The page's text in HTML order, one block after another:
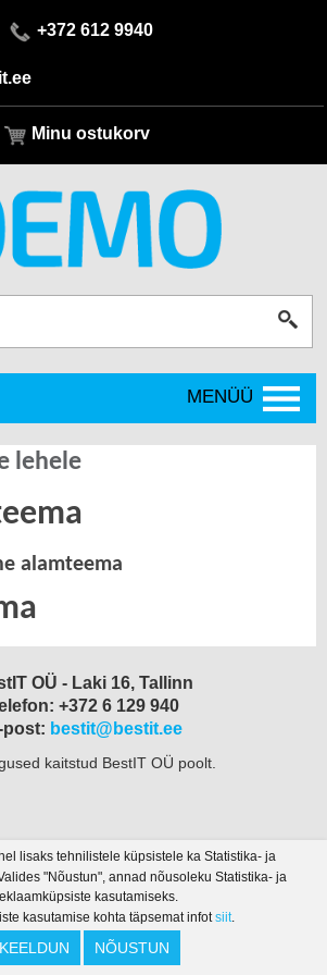
+372 612 9940
Minu ostukorv
MENÜÜ
lehele
alamteema
OÜ - Laki 16, Tallinn
+372 6 129 940
post: bestit@bestit.ee
kaitstud BestIT OÜ poolt.
lisaks tehnilistele küpsistele ka Statistika- ja
"Nõustun", annad nõusoleku Statistika- ja
kasutamiseks.
kasutamise kohta täpsemat infotsiit.
KEELDUN NÕUSTUN